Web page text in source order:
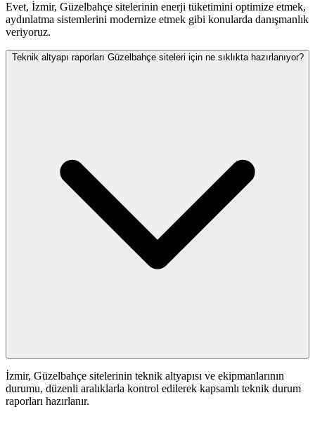
Evet, İzmir, Güzelbahçe sitelerinin enerji tüketimini optimize etmek,
aydınlatma sistemlerini modernize etmek gibi konularda danışmanlık
veriyoruz.
Teknik altyapı raporları Güzelbahçe siteleri için ne sıklıkta hazırlanıyor?
İzmir, Güzelbahçe sitelerinin teknik altyapısı ve ekipmanlarının
durumu, düzenli aralıklarla kontrol edilerek kapsamlı teknik durum
raporları hazırlanır.